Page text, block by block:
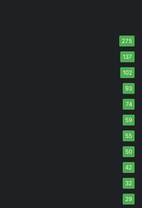
275
137
102
93
74
59
55
50
42
32
29